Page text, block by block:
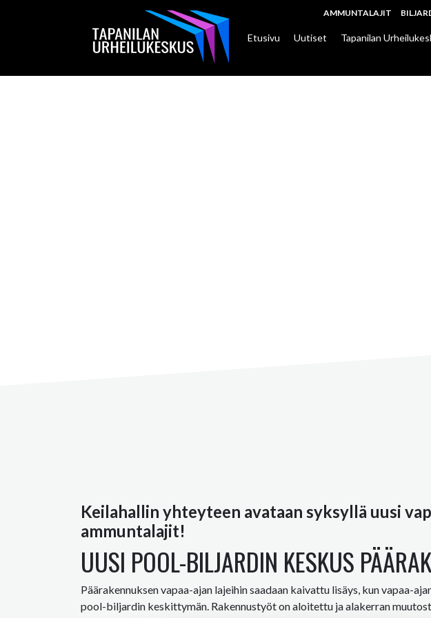
AMMUNTALAJIT
Etusivu Uutiset Tapanilan
Keilahallin yhteyteen avataan syksyllä uusi
ammuntalajit!
UUSI POOL-BILJARDIN KESKUS
Päärakennuksen vapaa-ajan lajeihin saadaan kaivattu lisäys, kun vapaa-
pool-biljardin keskittymän. Rakennustyöt on aloitettu ja alakerran